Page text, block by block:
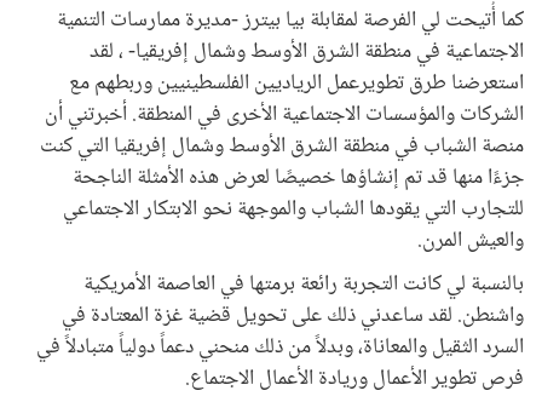
كما أُتيحت لي الفرصة لمقابلة بيا بيترز -مديرة ممارسات التنمية
الاجتماعية في منطقة الشرق الأوسط وشمال إفريقيا- ، لقد
استعرضنا طرق تطويرعمل الرياديين الفلسطينيين وربطهم مع
الشركات والمؤسسات الاجتماعية الأخرى في المنطقة. أخبرتني أن
منصة الشباب في منطقة الشرق الأوسط وشمال إفريقيا التي كنت
جزءًا منها قد تم إنشاؤها خصيصًا لعرض هذه الأمثلة الناجحة
للتجارب التي يقودها الشباب والموجهة نحو الابتكار الاجتماعي
والعيش المرن.
بالنسبة لي كانت التجربة رائعة برمتها في العاصمة الأمريكية
واشنطن. لقد ساعدني ذلك على تحويل قضية غزة المعتادة في
السرد الثقيل والمعاناة، وبدلاً من ذلك منحني دعماً دولياً متبادلاً في
فرص تطوير الأعمال وريادة الأعمال الاجتماع.